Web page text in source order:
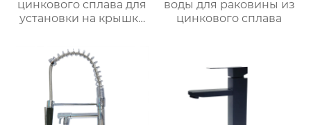
цинкового сплава для
установки на крышку
воды для раковины из
цинкового сплава